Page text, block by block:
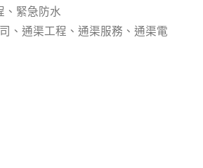
、 緊急防水
、 通渠工程 、 通渠服務 、 通渠電